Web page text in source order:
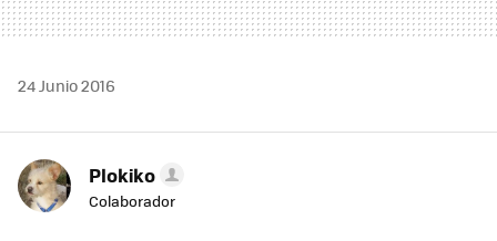
24 Junio 2016
Plokiko
Colaborador